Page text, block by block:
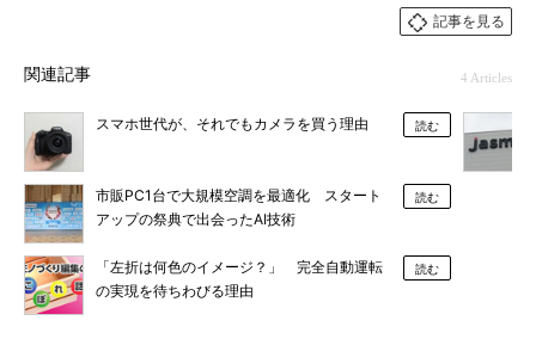
記事を見る
関連記事 4 Articles
スマホ世代が、それでもカメラを買う理由 読む
市販PC1台で大規模空調を最適化 スタート
アップの祭典で出会ったAI技術
読む
「左折は何色のイメージ？」 完全自動運転
の実現を待ちわびる理由
読む